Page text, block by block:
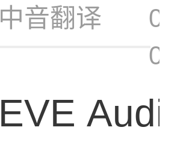
中音翻译
04-
EVE